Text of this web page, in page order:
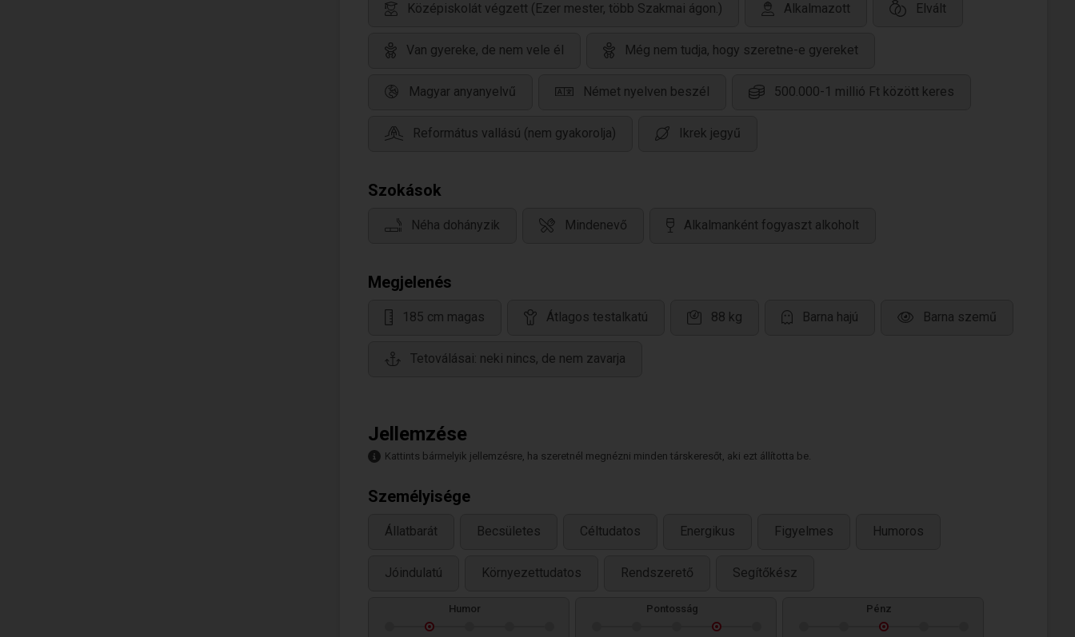
Középiskolát végzett (Ezer mester, több Szakmai ágon.) Alkalmazott Elvált
Van gyereke, de nem vele él Még nem tudja, hogy szeretne-e gyereket
Magyar anyanyelvű Német nyelven beszél 500.000-1 millió Ft között keres
Református vallású (nem gyakorolja) Ikrek jegyű
Szokások
Néha dohányzik Mindenevő Alkalmanként fogyaszt alkoholt
Megjelenés
185 cm magas Átlagos testalkatú 88 kg Barna hajú Barna szemű
Tetoválásai: neki nincs, de nem zavarja
Jellemzése
Kattints bármelyik jellemzésre, ha szeretnél megnézni minden társkeresőt, aki ezt állította be.
Személyisége
Állatbarát Becsületes Céltudatos Energikus Figyelmes Humoros
Jóindulatú Környezettudatos Rendszerető Segítőkész
Humor Pontosság Pénz